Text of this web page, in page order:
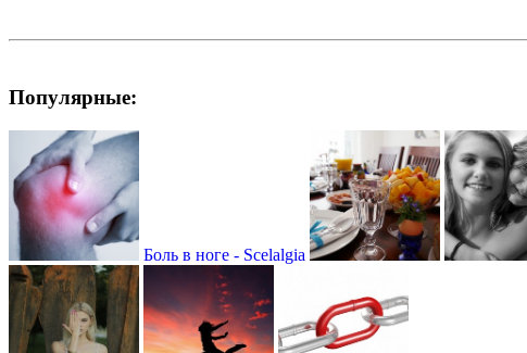
Популярные:
Боль в ноге - Scelalgia